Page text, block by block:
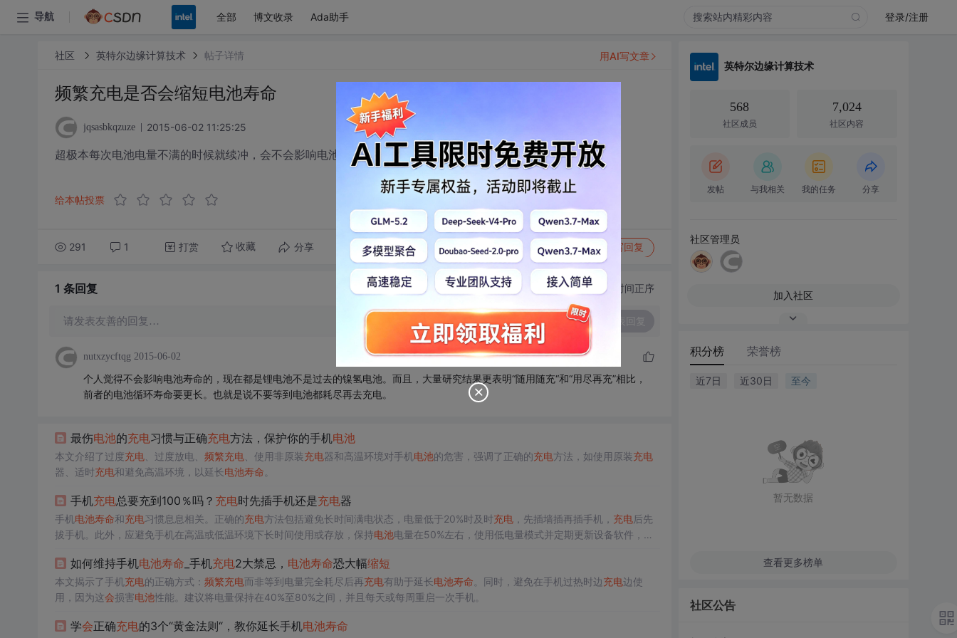
导航 全部 博文收录 Ada助手 登录/注册
社区 英特尔边缘计算技术 帖子详情
频繁充电是否会缩短电池寿命
jqsasbkqzuze 2015-06-02 11:25:25
超极本每次电池电量不满的时候就续冲，会不会影响电池寿命呢？
给本帖投票
291 1 打赏 收藏 分享 转发到动态 举报 写回复
用AI写文章
1 条回复 切换为时间正序
请发表友善的回复…
nutxzycftqg 2015-06-02
个人觉得不会影响电池寿命的，现在都是锂电池不是过去的镍氢电池。而且，大量研究结果更表明“随用随充“和“用尽再充”相比，
前者的电池循环寿命要更长。也就是说不要等到电池都耗尽再去充电。
最伤电池的充电习惯与正确充电方法，保护你的手机电池
本文介绍了过度充电、过度放电、 频繁充电、使用非原装充电器和高温环境对手机 电池的危害，强调了正确的充电方法，如使用原装充电
器、适时充电和避免高温环境，以延长电池寿命
手机充电总要充到100％吗？ 充电时先插手机还是充电器
手机 电池寿命和充电习惯息息相关。正确的充电方法包括避免长时间满电状态，电量低于20%时及时充电，先插墙插再插手机， 充电后先
拔手机。此外，应避免手机在高温或低温环境下长时间使用或存放，保持电池电量在50%左右，使用低电量模式并定期更新设备软件，有
如何维持手机电池寿命 _手机充电2大禁忌， 电池寿命恐大幅缩短
本文揭示了手机 充电的正确方式： 频繁充电而非等到电量完全耗尽后再充电有助于延长电池寿命 。同时，避免在手机过热时边充电边使
用，因为这会损害电池性能。建议将电量保持在40%至80%之间，并且每天或每周重启一次手机。
学会正确充电的3个“黄金法则“，教你延长手机电池寿命
英特尔边缘计算技术
568
社区成员
7,024
社区内容
发帖 与我相关 我的任务 分享
社区管理员
加入社区
积分榜 荣誉榜
近7日 近30日 至今
暂无数据
查看更多榜单
社区公告